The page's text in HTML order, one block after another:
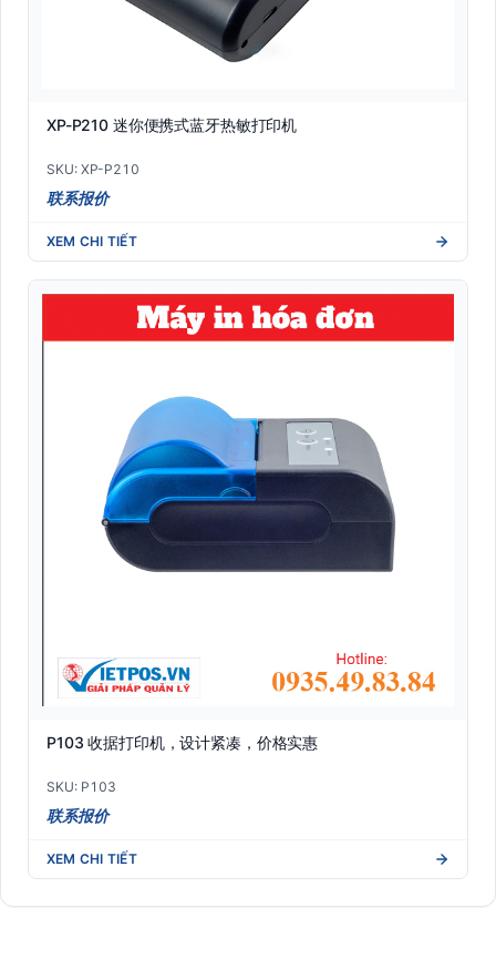
XP-P210 迷你便携式蓝牙热敏打印机
SKU: XP-P210
联系报价
XEM CHI TIẾT
P103 收据打印机，设计紧凑，价格实惠
SKU: P103
联系报价
XEM CHI TIẾT